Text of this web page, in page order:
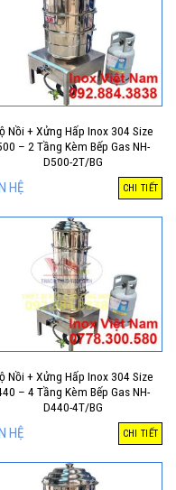
Nồi + Xửng Hấp Inox 304 Size
– 2 Tầng Kèm Bếp Gas NH-
D500-2T/BG
HỆ CHI TIẾT
Nồi + Xửng Hấp Inox 304 Size
– 4 Tầng Kèm Bếp Gas NH-
D440-4T/BG
HỆ CHI TIẾT